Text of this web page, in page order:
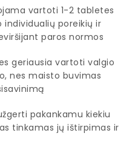
vartoti 1-2 tabletes
individualių poreikių ir
paros normos
geriausia vartoti valgio
nes maisto buvimas
pakankamu kiekiu
tinkamas jų ištirpimas ir